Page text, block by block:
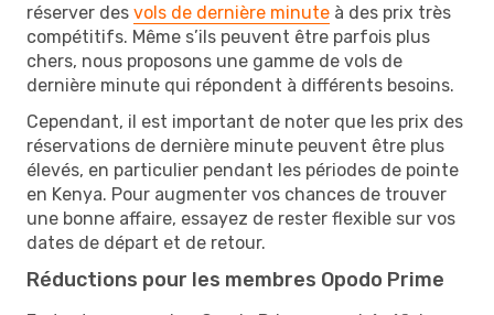
réserver des vols de dernière minute à des prix très
compétitifs. Même s’ils peuvent être parfois plus
chers, nous proposons une gamme de vols de
dernière minute qui répondent à différents besoins.
Cependant, il est important de noter que les prix des
réservations de dernière minute peuvent être plus
élevés, en particulier pendant les périodes de pointe
en Kenya. Pour augmenter vos chances de trouver
une bonne affaire, essayez de rester flexible sur vos
dates de départ et de retour.
Réductions pour les membres Opodo Prime